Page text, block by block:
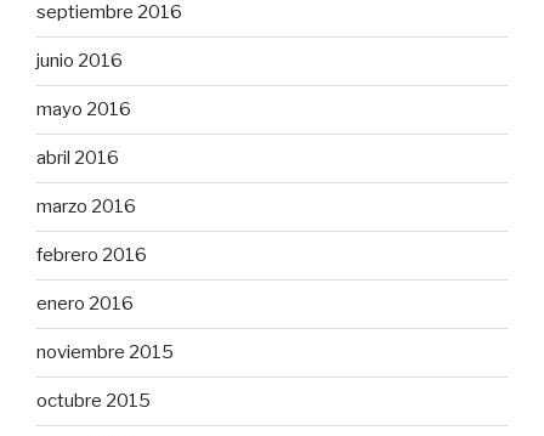
septiembre 2016
junio 2016
mayo 2016
abril 2016
marzo 2016
febrero 2016
enero 2016
noviembre 2015
octubre 2015